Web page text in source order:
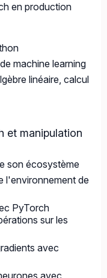
en production
machine learning
linéaire, calcul
et manipulation
son écosystème
l'environnement de
PyTorch
sur les
avec
avec